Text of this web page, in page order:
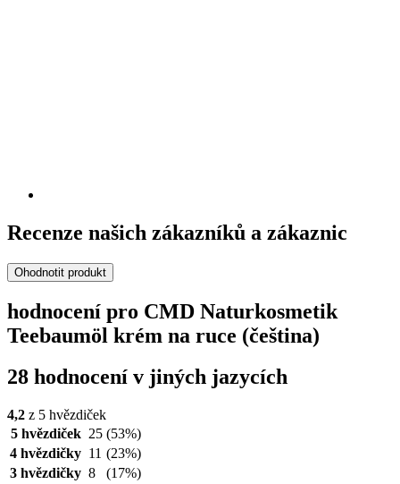
Recenze našich zákazníků a zákaznic
Ohodnotit produkt
hodnocení pro CMD Naturkosmetik
Teebaumöl krém na ruce (čeština)
28 hodnocení v jiných jazycích
4,2 z 5 hvězdiček
5 hvězdiček 25 (53%)
4 hvězdičky 11 (23%)
3 hvězdičky 8
(17%)